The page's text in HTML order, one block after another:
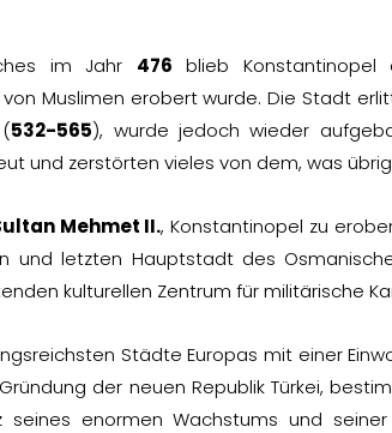
im Jahr 476 blieb
von Muslimen erobert wurde. Die Stadt
532-565), wurde jedoch wieder
und zerstörten vieles von dem, was
Mehmet II., Konstantinopel zu
und letzten Hauptstadt des
kulturellen Zentrum für militärische
Städte Europas mit einer
der neuen Republik Türkei,
enormen Wachstums und seiner